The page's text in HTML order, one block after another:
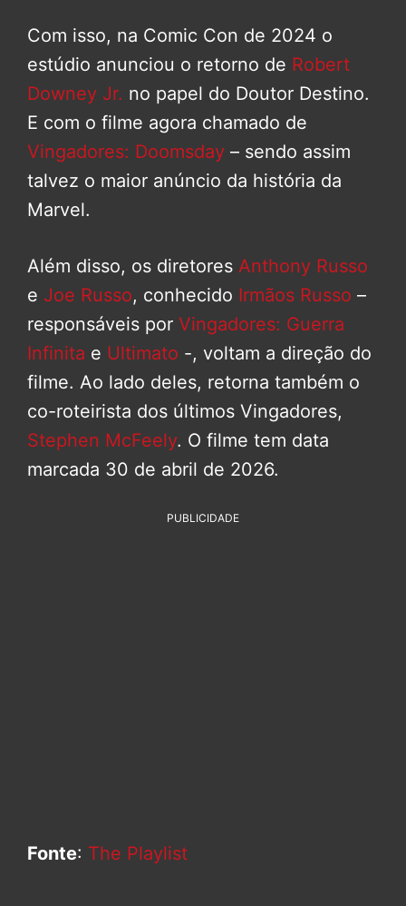
Com isso, na Comic Con de 2024 o
estúdio anunciou o retorno de Robert
Downey Jr. no papel do Doutor Destino.
E com o filme agora chamado de
Vingadores: Doomsday – sendo assim
talvez o maior anúncio da história da
Marvel.
Além disso, os diretores Anthony Russo
e Joe Russo, conhecido Irmãos Russo –
responsáveis por Vingadores: Guerra
Infinita e Ultimato -, voltam a direção do
filme. Ao lado deles, retorna também o
co-roteirista dos últimos Vingadores,
Stephen McFeely. O filme tem data
marcada 30 de abril de 2026.
PUBLICIDADE
Fonte: The Playlist